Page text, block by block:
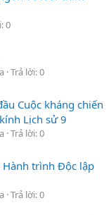
0
Trả lời: 0
Cuộc kháng chiến
Lịch sử 9
Trả lời: 0
Hành trình Độc lập
Trả lời: 0